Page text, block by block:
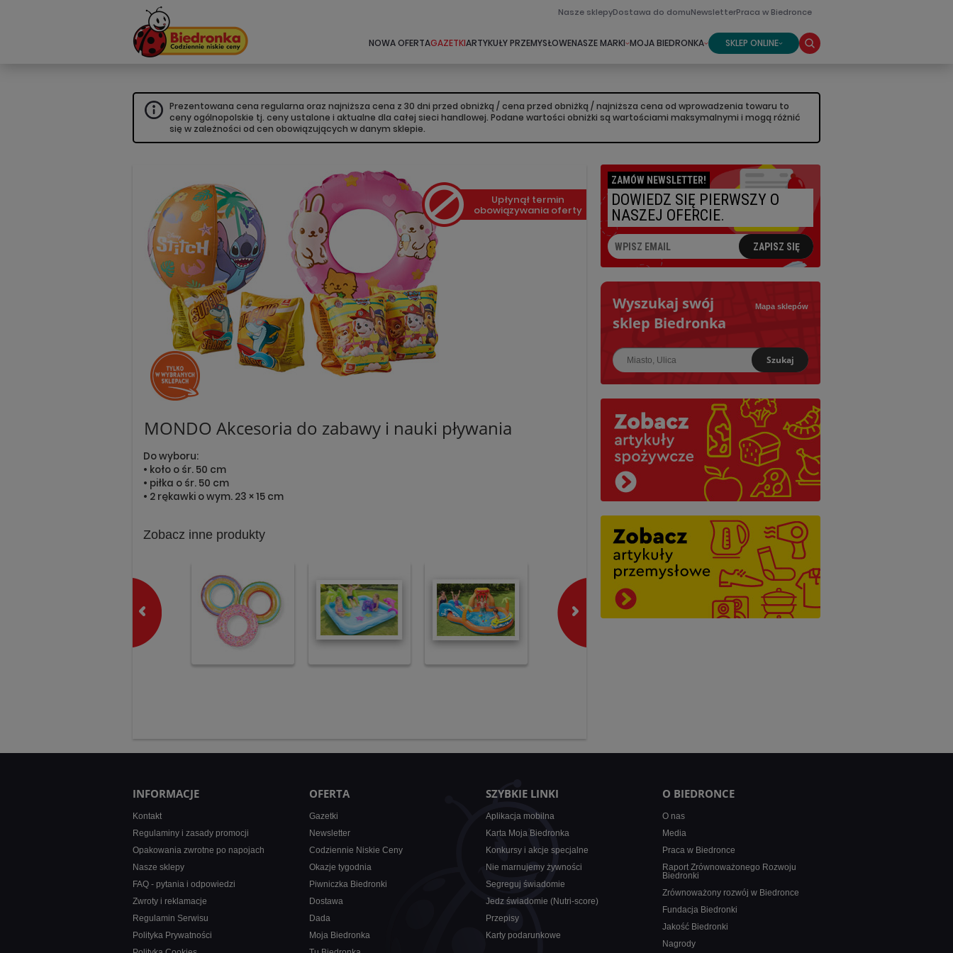
Nasze sklepyDostawa do domuNewsletterPraca w Biedronce
NOWA OFERTAGAZETKIARTYKUŁY PRZEMYSŁOWENASZE MARKI MOJA BIEDRONKA SKLEP ONLINE
Prezentowana cena regularna oraz najniższa cena z 30 dni przed obniżką / cena przed obniżką / najniższa cena od wprowadzenia towaru to
ceny ogólnopolskie tj. ceny ustalone i aktualne dla całej sieci handlowej. Podane wartości obniżki są wartościami maksymalnymi i mogą różnić
się w zależności od cen obowiązujących w danym sklepie.
Upłynął termin
obowiązywania oferty
MONDO Akcesoria do zabawy i nauki pływania
Do wyboru:
• koło o śr. 50 cm
• piłka o śr. 50 cm
• 2 rękawki o wym. 23 × 15 cm
Zobacz inne produkty
ZAMÓW NEWSLETTER!
DOWIEDZ SIĘ PIERWSZY O
NASZEJ OFERCIE.
ZAPISZ SIĘ
Wyszukaj swój
sklep Biedronka
Mapa sklepów
Szukaj
INFORMACJE
Kontakt
Regulaminy i zasady promocji
Opakowania zwrotne po napojach
Nasze sklepy
FAQ - pytania i odpowiedzi
Zwroty i reklamacje
Regulamin Serwisu
Polityka Prywatności
OFERTA
Gazetki
Newsletter
Codziennie Niskie Ceny
Okazje tygodnia
Piwniczka Biedronki
Dostawa
Dada
Moja Biedronka
SZYBKIE LINKI
Aplikacja mobilna
Karta Moja Biedronka
Konkursy i akcje specjalne
Nie marnujemy żywności
Segreguj świadomie
Jedz świadomie (Nutri-score)
Przepisy
Karty podarunkowe
O BIEDRONCE
O nas
Media
Praca w Biedronce
Raport Zrównoważonego Rozwoju
Biedronki
Zrównoważony rozwój w Biedronce
Fundacja Biedronki
Jakość Biedronki
Nagrody